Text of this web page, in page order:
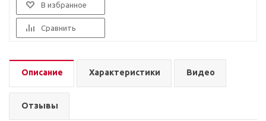
В избранное
Сравнить
Описание Характеристики Видео
Отзывы